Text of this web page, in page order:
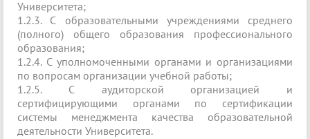
Университета;
1.2.3. С образовательными учреждениями среднего
(полного) общего образования профессионального
образования;
1.2.4. С уполномоченными органами и организациями
по вопросам организации учебной работы;
1.2.5. С аудиторской организацией и
сертифицирующими органами по сертификации
системы менеджмента качества образовательной
деятельности Университета.